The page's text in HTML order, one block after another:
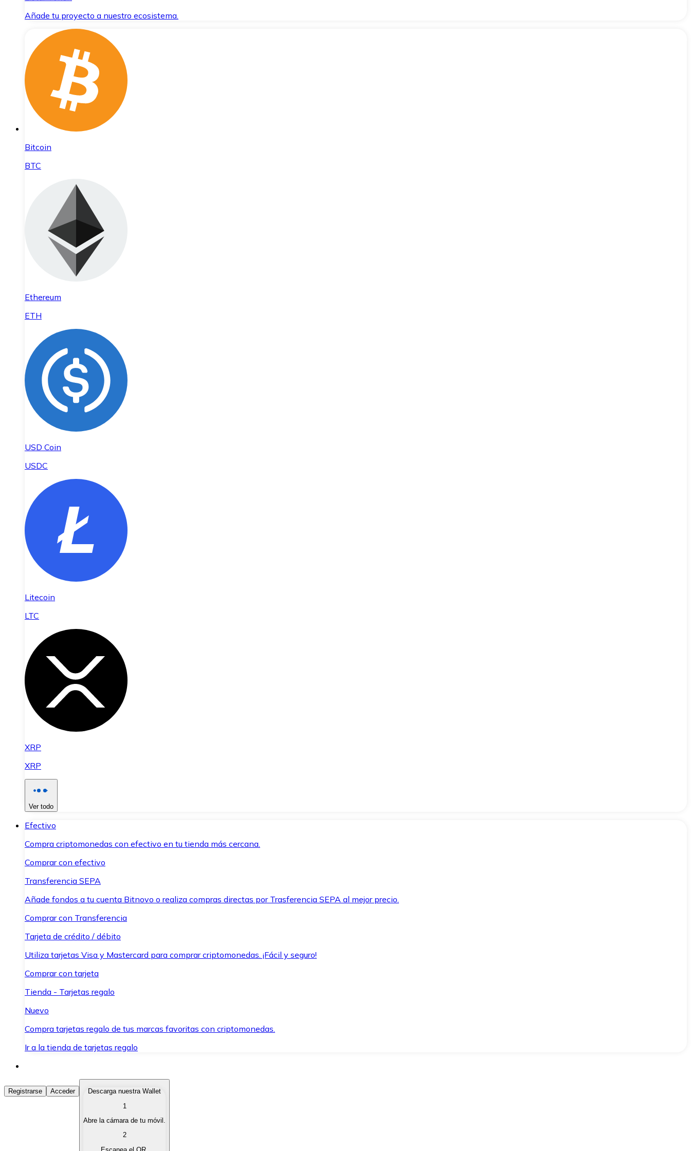
Añade tu proyecto a nuestro ecosistema.
Bitcoin
BTC
Ethereum
ETH
USD Coin
USDC
Litecoin
LTC
XRP
XRP
Ver todo
Efectivo
Compra criptomonedas con efectivo en tu tienda más cercana.
Comprar con efectivo
Transferencia SEPA
Añade fondos a tu cuenta Bitnovo o realiza compras directas por Trasferencia SEPA al mejor precio.
Comprar con Transferencia
Tarjeta de crédito / débito
Utiliza tarjetas Visa y Mastercard para comprar criptomonedas. ¡Fácil y seguro!
Comprar con tarjeta
Tienda - Tarjetas regalo
Nuevo
Compra tarjetas regalo de tus marcas favoritas con criptomonedas.
Ir a la tienda de tarjetas regalo
Comprar Criptomonedas
Compra criptomonedas con diferentes métodos de pago.
Vende tus criptomonedas de forma rápida y segura.
Registrarse Acceder
Descarga nuestra Wallet
1
Abre la cámara de tu móvil.
2